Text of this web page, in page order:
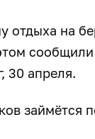
отдыха на
30 апреля.
займётся